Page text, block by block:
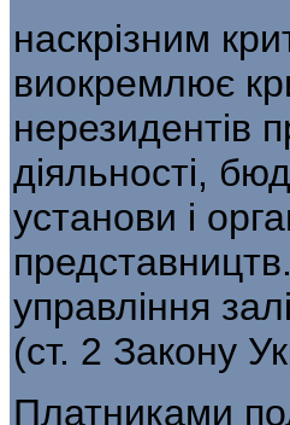
наскрізним
ви­окремлює
нерезиден­тів
діяльності,
установи і
управління
(ст. 2 Закону
Платниками